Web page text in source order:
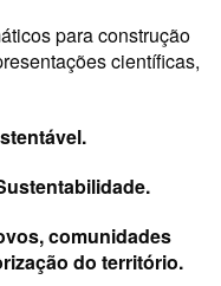
para construção
científicas,
comunidades
do território.